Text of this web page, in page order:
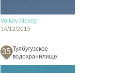
Volkov Alexey
14/12/2015
35 Туябугузское
водохранилище